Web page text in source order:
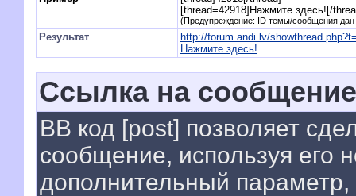
[thread=42918]Нажмите здесь![/
(Предупреждение: ID темы/сообщения
Результат
http://forum.andi.lv/
Нажмите здесь!
Ссылка на сообщение
BB код [post] позволяет
сообщение, используя его
дополнительный